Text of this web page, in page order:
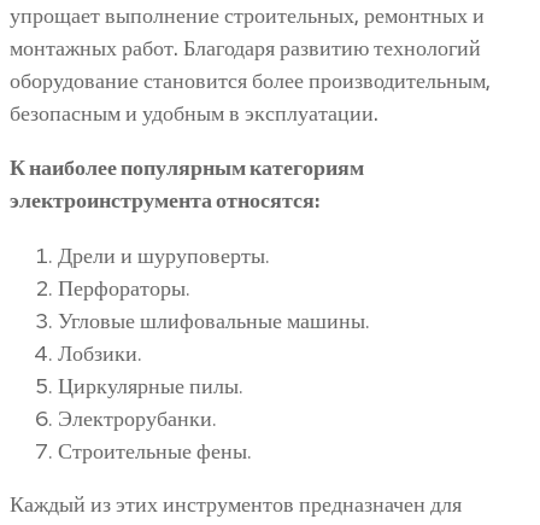
упрощает выполнение строительных, ремонтных и
монтажных работ. Благодаря развитию технологий
оборудование становится более производительным,
безопасным и удобным в эксплуатации.
К наиболее популярным категориям
электроинструмента относятся:
Дрели и шуруповерты.
Перфораторы.
Угловые шлифовальные машины.
Лобзики.
Циркулярные пилы.
Электрорубанки.
Строительные фены.
Каждый из этих инструментов предназначен для